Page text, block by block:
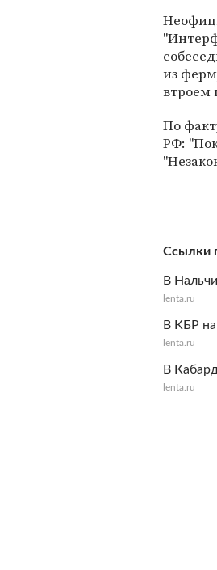
из
втроем
По
РФ:
Ссылки
В
lenta.ru
В КБР
lenta.ru
В
lenta.ru